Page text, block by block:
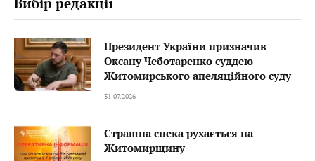
Президент України призначив
Оксану Чеботаренко суддею
Житомирського апеляційного суду
31.07.2026
Страшна спека рухається на
Житомирщину